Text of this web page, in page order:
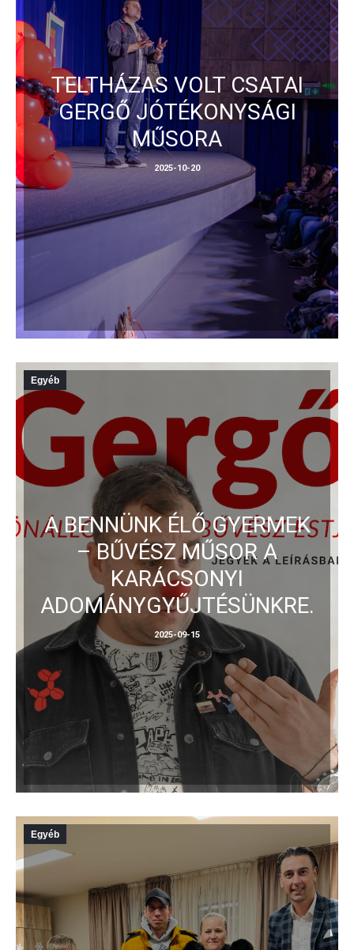
TELTHÁZAS VOLT CSATAI
GERGŐ JÓTÉKONYSÁGI
MŰSORA
2025-10-20
Egyéb
A BENNÜNK ÉLŐ GYERMEK
– BŰVÉSZ MŰSOR A
KARÁCSONYI
ADOMÁNYGYŰJTÉSÜNKRE.
2025-09-15
Egyéb